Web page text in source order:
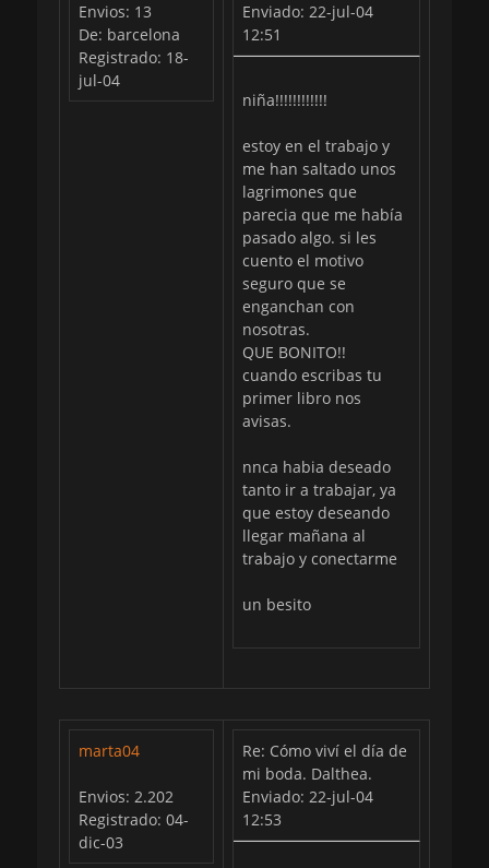
Envios: 13
De: barcelona
Registrado: 18-
jul-04
Enviado: 22-jul-04
12:51
niña!!!!!!!!!!!!
estoy en el trabajo y
me han saltado unos
lagrimones que
parecia que me había
pasado algo. si les
cuento el motivo
seguro que se
enganchan con
nosotras.
QUE BONITO!!
cuando escribas tu
primer libro nos
avisas.
nnca habia deseado
tanto ir a trabajar, ya
que estoy deseando
llegar mañana al
trabajo y conectarme
un besito
marta04
Envios: 2.202
Registrado: 04-
dic-03
Re: Cómo viví el día de
mi boda. Dalthea.
Enviado: 22-jul-04
12:53